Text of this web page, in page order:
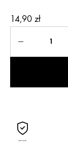
14,90 zł